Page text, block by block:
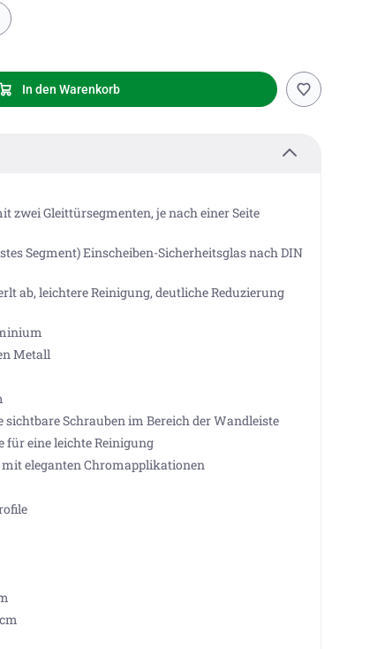
In den Warenkorb
Gleittürsegmenten, je nach einer Seite
Segment) Einscheiben-Sicherheitsglas nach DIN
ab, leichtere Reinigung, deutliche Reduzierung
Metall
Schrauben im Bereich der Wandleiste
für eine leichte Reinigung
eleganten Chromapplikationen